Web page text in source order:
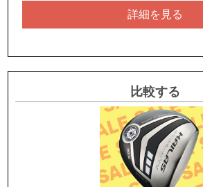
詳細を見る
比較する